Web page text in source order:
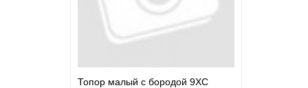
Топор малый с бородой 9ХС